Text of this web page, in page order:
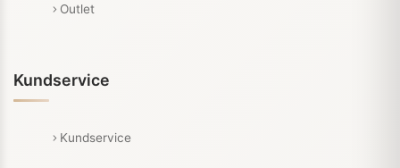
Outlet
Kundservice
Kundservice